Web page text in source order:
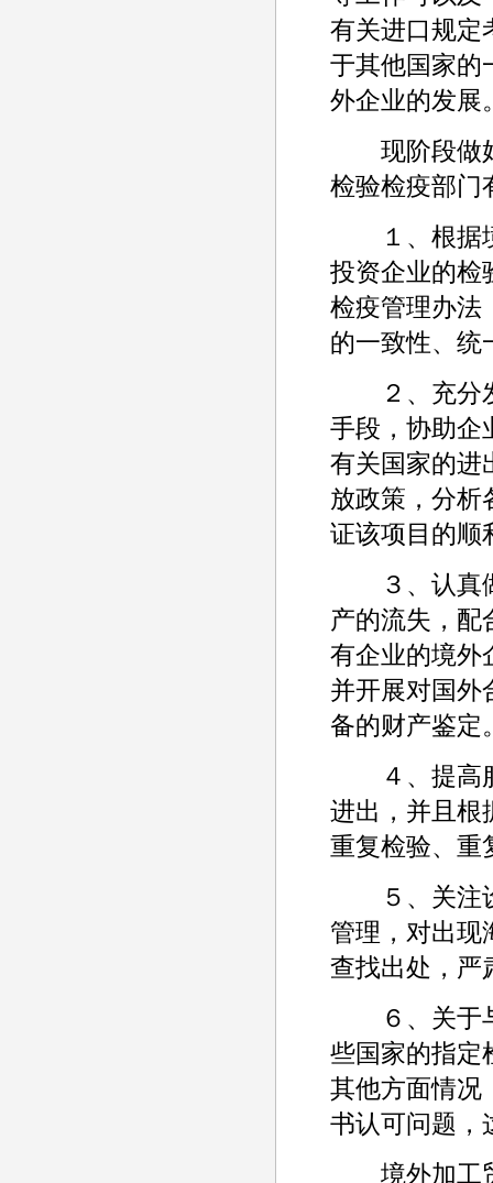
有关进口规定
于其他国家的
外企业的发展
现阶段做好
检验检疫部门
１、根据境
投资企业的检
检疫管理办法
的一致性、统
２、充分发
手段，协助企
有关国家的进
放政策，分析
证该项目的顺
３、认真做
产的流失，配
有企业的境外
并开展对国外
备的财产鉴定
４、提高服
进出，并且根
重复检验、重
５、关注设
管理，对出现
查找出处，严
６、关于与
些国家的指定
其他方面情况
书认可问题，
境外加工贸